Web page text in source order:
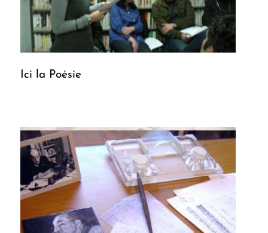
Ici la Poésie